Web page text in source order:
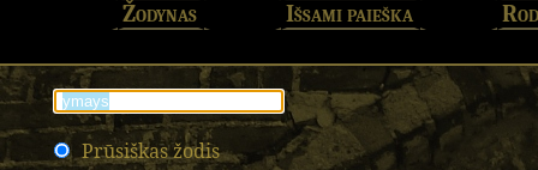
Žodynas Išsami paieška
Prūsiškas žodis